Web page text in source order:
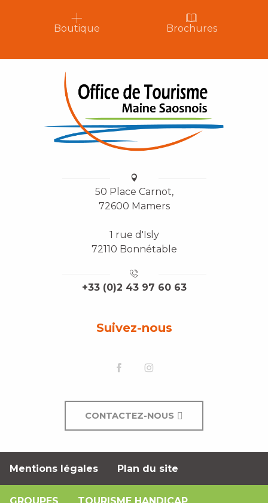
Boutique Brochures
50 Place Carnot,
72600 Mamers
1 rue d'Isly
72110 Bonnétable
+33 (0)2 43 97 60 63
Suivez-nous
CONTACTEZ-NOUS
Mentions légales Plan du site